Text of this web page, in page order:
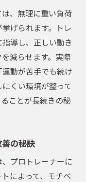
、無理に重い負荷
げられます。トレ
導し、正しい動き
減らせます。実際
動が苦手でも続け
くい環境が整って
ことが長続きの秘
の秘訣
プロトレーナーに
によって、モチベ